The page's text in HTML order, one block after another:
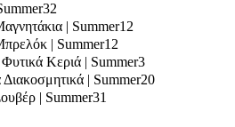
32
| Summer12
| Summer12
Κεριά | Summer3
Διακοσμητικά | Summer20
| Summer31